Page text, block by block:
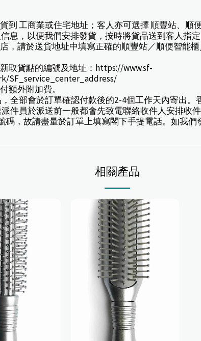
到 工商業或住宅地址；客人亦可選擇 順豐站、
息，以便我們安排發貨，按時將貨品送到客人指定
，請於送貨地址中填寫正確的順豐站／順便智能
取貨點的編號及地址：https://www.sf-
SF_service_center_address/
額外附加費。
全部會於訂單確認付款後的2-4個工作天內寄出
件員於派送前一般都會先致電聯絡收件人安排收件
碼，故請盡量於訂單上填寫閣下手提電話。如我
相關產品